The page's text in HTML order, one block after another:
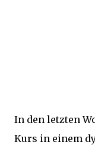
In den letzten
Kurs in einem